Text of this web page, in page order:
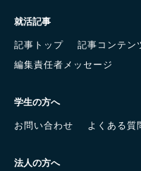
就活記事
記事トップ
記事コンテン
編集責任者メッセージ
学生の方へ
お問い合わせ
よくある質
法人の方へ